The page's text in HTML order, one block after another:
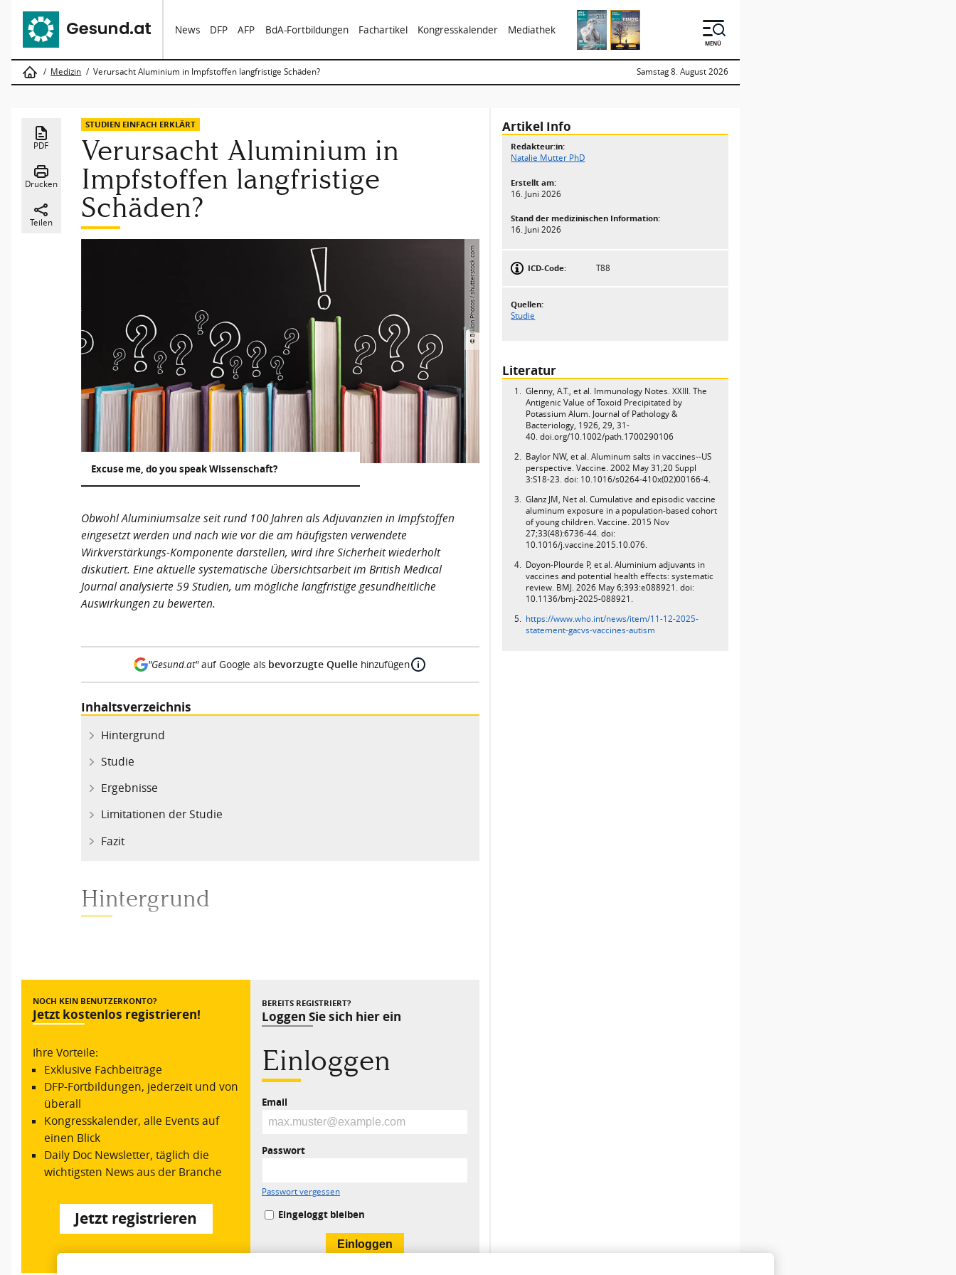
News DFP AFP BdA-Fortbildungen Fachartikel Kongresskalender Mediathek
MENÜ
Medizin Verursacht Aluminium in Impfstoffen langfristige Schäden? Samstag 8. August 2026
PDF
Drucken
Teilen
STUDIEN EINFACH ERKLÄRT
Verursacht Aluminium in
Impfstoffen langfristige
Schäden?
Excuse me, do you speak Wissenschaft?
© Billion Photos / shutterstock.com
Obwohl Aluminiumsalze seit rund 100 Jahren als Adjuvanzien in Impfstoffen
eingesetzt werden und nach wie vor die am häufigsten verwendete
Wirkverstärkungs-Komponente darstellen, wird ihre Sicherheit wiederholt
diskutiert. Eine aktuelle systematische Übersichtsarbeit im British Medical
Journal analysierte 59 Studien, um mögliche langfristige gesundheitliche
Auswirkungen zu bewerten.
"Gesund.at"auf Google als bevorzugte Quellehinzufügen
Inhaltsverzeichnis
Hintergrund
Studie
Ergebnisse
Limitationen der Studie
Fazit
Hintergrund
NOCH KEIN BENUTZERKONTO?
Jetzt kostenlos registrieren!
Ihre Vorteile:
Exklusive Fachbeiträge
DFP-Fortbildungen, jederzeit und von
überall
Kongresskalender, alle Events auf
einen Blick
Daily Doc Newsletter, täglich die
wichtigsten News aus der Branche
Jetzt registrieren
BEREITS REGISTRIERT?
Loggen Sie sich hier ein
Einloggen
Email
Passwort
Passwort vergessen
Eingeloggt bleiben
Artikel Info
Redakteur:in:
Natalie Mutter PhD
Erstellt am:
16. Juni 2026
Stand der medizinischen Information:
16. Juni 2026
ICD-Code: T88
Quellen:
Studie
Literatur
Glenny, A.T., et al. Immunology Notes. XXIII. The
Antigenic Value of Toxoid Precipitated by
Potassium Alum. Journal of Pathology &
Bacteriology, 1926, 29, 31-
40. doi.org/10.1002/path.1700290106
Baylor NW, et al. Aluminum salts in vaccines--US
perspective. Vaccine. 2002 May 31;20 Suppl
3:S18-23. doi: 10.1016/s0264-410x(02)00166-4.
Glanz JM, Net al. Cumulative and episodic vaccine
aluminum exposure in a population-based cohort
of young children. Vaccine. 2015 Nov
27;33(48):6736-44. doi:
10.1016/j.vaccine.2015.10.076.
Doyon-Plourde P, et al. Aluminium adjuvants in
vaccines and potential health effects: systematic
review. BMJ. 2026 May 6;393:e088921. doi:
10.1136/bmj-2025-088921.
https://www.who.int/news/item/11-12-2025-
statement-gacvs-vaccines-autism